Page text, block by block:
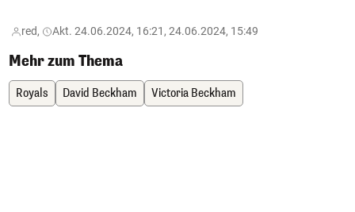
red, Akt. 24.06.2024, 16:21, 24.06.2024, 15:49
Mehr zum Thema
Royals David Beckham Victoria Beckham